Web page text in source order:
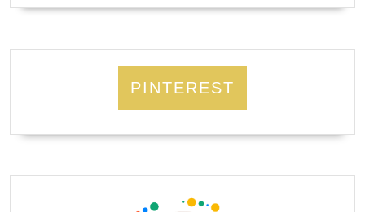
PINTEREST